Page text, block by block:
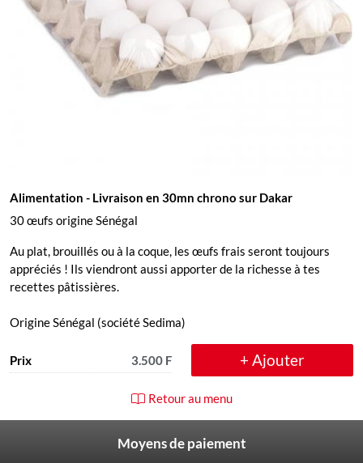
Alimentation - Livraison en 30mn chrono sur Dakar
30 œufs origine Sénégal
Au plat, brouillés ou à la coque, les œufs frais seront toujours
appréciés ! Ils viendront aussi apporter de la richesse à tes
recettes pâtissières.
Origine Sénégal (société Sedima)
Prix 3.500 F + Ajouter
Retour au menu
Moyens de paiement